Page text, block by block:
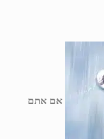
אם אתם